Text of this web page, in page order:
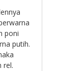
poni
putih.
rel.